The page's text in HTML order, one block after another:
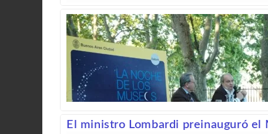
El ministro Lombardi preinauguró el